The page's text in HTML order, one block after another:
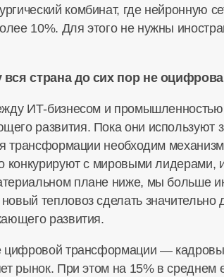
комбинат, где нейронную
10%. Для этого не нужны
страна до сих пор не
ИТ-бизнесом и
развития. Пока они используют
трансформации необходим
конкурируют с мировыми
плане ниже, мы больше
тепловоз сделать значительно
развития.
цифровой трансформации —
рынок. При этом на 15% в